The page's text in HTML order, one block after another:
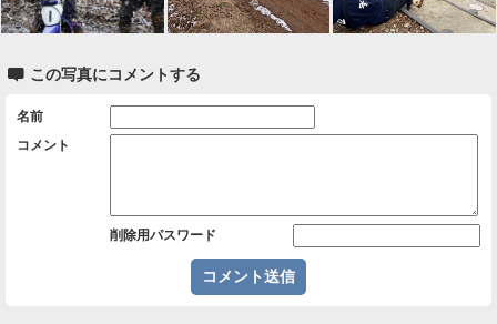
 この写真にコメントする
名前
コメント
削除用パスワード